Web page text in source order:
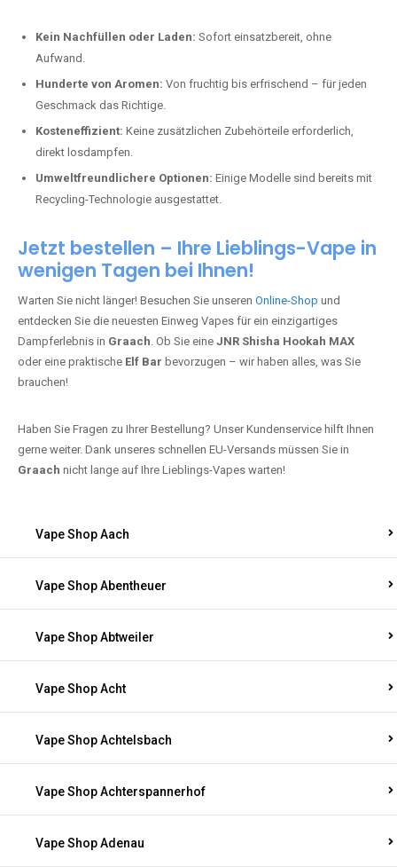
Kein Nachfüllen oder Laden: Sofort einsatzbereit, ohne
Aufwand.
Hunderte von Aromen: Von fruchtig bis erfrischend – für jeden
Geschmack das Richtige.
Kosteneffizient: Keine zusätzlichen Zubehörteile erforderlich,
direkt losdampfen.
Umweltfreundlichere Optionen: Einige Modelle sind bereits mit
Recycling-Technologie ausgestattet.
Jetzt bestellen – Ihre Lieblings-Vape in
wenigen Tagen bei Ihnen!
Warten Sie nicht länger! Besuchen Sie unseren Online-Shop und
entdecken Sie die neuesten Einweg Vapes für ein einzigartiges
Dampferlebnis in Graach. Ob Sie eine JNR Shisha Hookah MAX
oder eine praktische Elf Bar bevorzugen – wir haben alles, was Sie
brauchen!
Haben Sie Fragen zu Ihrer Bestellung? Unser Kundenservice hilft Ihnen
gerne weiter. Dank unseres schnellen EU-Versands müssen Sie in
Graach nicht lange auf Ihre Lieblings-Vapes warten!
Vape Shop Aach
Vape Shop Abentheuer
Vape Shop Abtweiler
Vape Shop Acht
Vape Shop Achtelsbach
Vape Shop Achterspannerhof
Vape Shop Adenau